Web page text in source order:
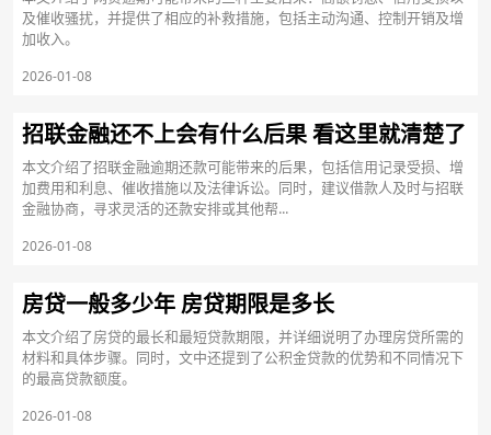
及催收骚扰，并提供了相应的补救措施，包括主动沟通、控制开销及增
加收入。
2026-01-08
招联金融还不上会有什么后果 看这里就清楚了
本文介绍了招联金融逾期还款可能带来的后果，包括信用记录受损、增
加费用和利息、催收措施以及法律诉讼。同时，建议借款人及时与招联
金融协商，寻求灵活的还款安排或其他帮...
2026-01-08
房贷一般多少年 房贷期限是多长
本文介绍了房贷的最长和最短贷款期限，并详细说明了办理房贷所需的
材料和具体步骤。同时，文中还提到了公积金贷款的优势和不同情况下
的最高贷款额度。
2026-01-08